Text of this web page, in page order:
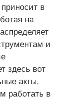
в
на
и
здесь вот
акты,
работать в